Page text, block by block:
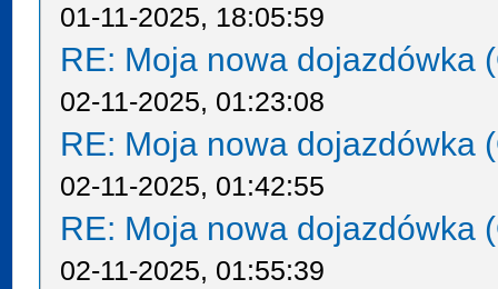
01-11-2025, 18:05:59
RE: Moja nowa dojazdówka
02-11-2025, 01:23:08
RE: Moja nowa dojazdówka
02-11-2025, 01:42:55
RE: Moja nowa dojazdówka
02-11-2025, 01:55:39